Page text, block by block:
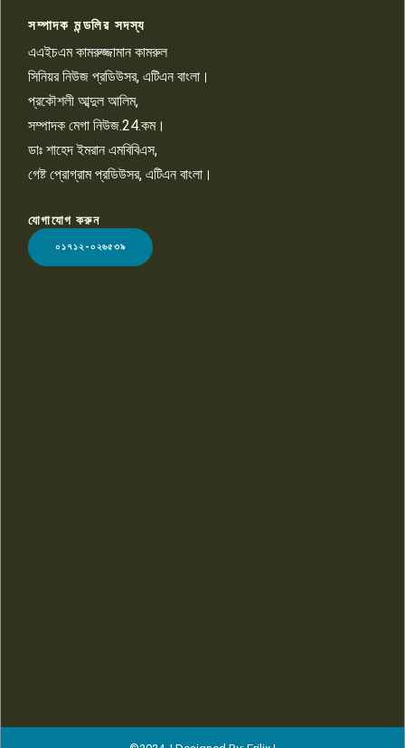
১০
LOGO
সম্পাদক মন্ডলির সদস্য
এএইচএম কামরুজ্জামান কামরুল
সিনিয়র নিউজ প্রডিউসর, এটিএন বাংলা।
প্রকৌশলী আব্দুল আলিম,
সম্পাদক মেগা নিউজ.24.কম।
ডাঃ শাহেদ ইমরান এমবিবিএস,
গেষ্ট প্রোগ্রাম প্রডিউসর, এটিএন বাংলা।
যোগাযোগ করুন
০১৭১২-০২৬৫৩৯